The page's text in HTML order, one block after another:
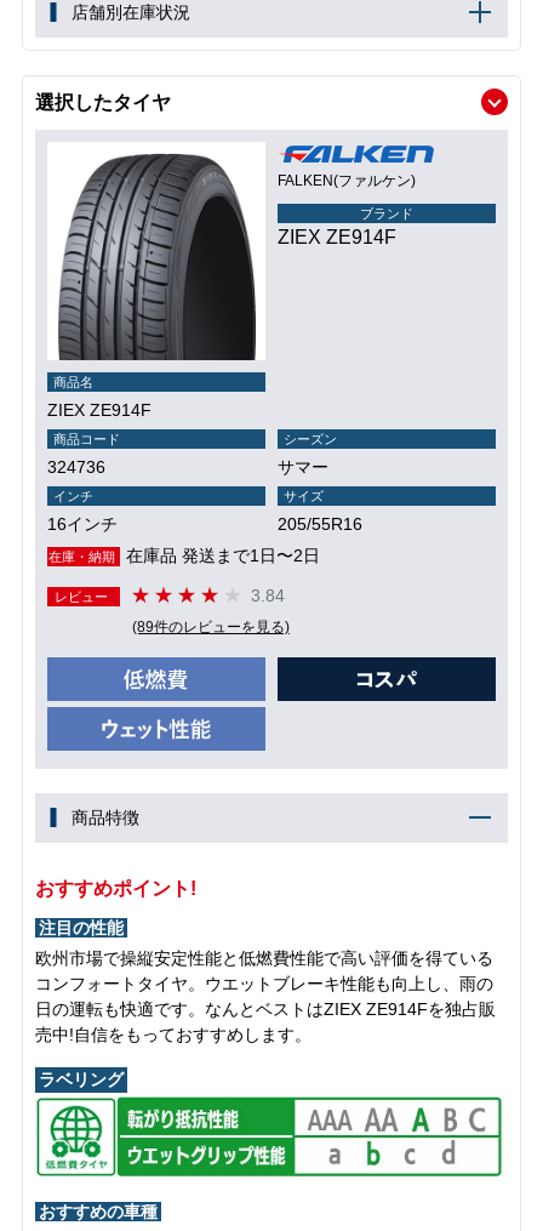
店舗別在庫状況
選択したタイヤ
FALKEN(ファルケン)
ブランド
ZIEX ZE914F
商品名
ZIEX ZE914F
商品コード
324736
シーズン
サマー
インチ
16インチ
サイズ
205/55R16
在庫・納期 在庫品 発送まで1日〜2日
レビュー 3.84
(89件のレビューを見る)
商品特徴
おすすめポイント!
注目の性能
欧州市場で操縦安定性能と低燃費性能で高い評価を得ている
コンフォートタイヤ。ウエットブレーキ性能も向上し、雨の
日の運転も快適です。なんとベストはZIEX ZE914Fを独占販
売中!自信をもっておすすめします。
ラベリング
おすすめの車種